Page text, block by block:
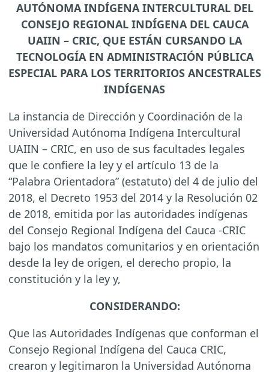
AUTÓNOMA INDÍGENA INTERCULTURAL DEL
CONSEJO REGIONAL INDÍGENA DEL CAUCA
UAIIN – CRIC, QUE ESTÁN CURSANDO LA
TECNOLOGÍA EN ADMINISTRACIÓN PÚBLICA
ESPECIAL PARA LOS TERRITORIOS ANCESTRALES
INDÍGENAS
La instancia de Dirección y Coordinación de la
Universidad Autónoma Indígena Intercultural
UAIIN – CRIC, en uso de sus facultades legales
que le confiere la ley y el artículo 13 de la
“Palabra Orientadora” (estatuto) del 4 de julio del
2018, el Decreto 1953 del 2014 y la Resolución 02
de 2018, emitida por las autoridades indígenas
del Consejo Regional Indígena del Cauca -CRIC
bajo los mandatos comunitarios y en orientación
desde la ley de origen, el derecho propio, la
constitución y la ley y,
CONSIDERANDO:
Que las Autoridades Indígenas que conforman el
Consejo Regional Indígena del Cauca CRIC,
crearon y legitimaron la Universidad Autónoma